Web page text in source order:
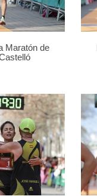
Maratón de